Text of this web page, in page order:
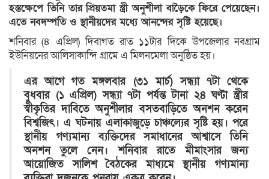
হস্তক্ষেপে তিনি তার প্রিয়তমা স্ত্রী অনুশীলা বাড়ৈকে ফিরে পেয়েছেন।
এতে নবদম্পতি ও স্থানীয়দের মধ্যে আনন্দের সৃষ্টি হয়েছে।
শনিবার (৪ এপ্রিল) দিবাগত রাত ১১টার দিকে উপজেলার নবগ্রাম
ইউনিয়নের আলিসাকান্দি গ্রামে এ মিলনমেলা অনুষ্ঠিত হয়।
এর আগে গত মঙ্গলবার (৩১ মার্চ) সন্ধ্যা ৭টা থেকে
বুধবার (১ এপ্রিল) সন্ধ্যা ৭টা পর্যন্ত টানা ২৪ ঘণ্টা স্ত্রীর
স্বীকৃতির দাবিতে অনুশীলার বসতবাড়িতে অনশন করেন
বিশ্বজিৎ। এ ঘটনায় এলাকাজুড়ে চাঞ্চল্যের সৃষ্টি হয়। পরে
স্থানীয় গণ্যমান্য ব্যক্তিদের সমাধানের আশ্বাসে তিনি
অনশন তুলে নেন। শনিবার রাতে মীমাংসার জন্য
আয়োজিত সালিশ বৈঠকের মাধ্যমে স্থানীয় গণ্যমান্য